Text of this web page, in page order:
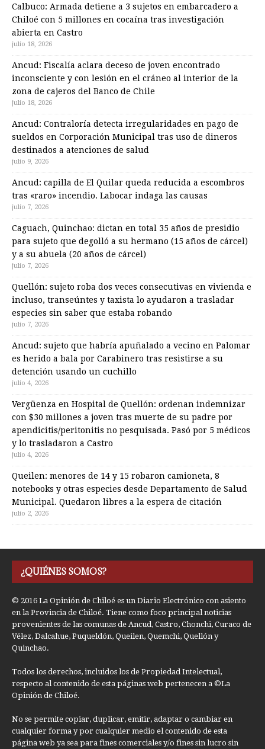
Calbuco: Armada detiene a 3 sujetos en embarcadero a
Chiloé con 5 millones en cocaína tras investigación
abierta en Castro
julio 18, 2026
Ancud: Fiscalía aclara deceso de joven encontrado
inconsciente y con lesión en el cráneo al interior de la
zona de cajeros del Banco de Chile
julio 18, 2026
Ancud: Contraloría detecta irregularidades en pago de
sueldos en Corporación Municipal tras uso de dineros
destinados a atenciones de salud
julio 9, 2026
Ancud: capilla de El Quilar queda reducida a escombros
tras «raro» incendio. Labocar indaga las causas
julio 7, 2026
Caguach, Quinchao: dictan en total 35 años de presidio
para sujeto que degolló a su hermano (15 años de cárcel)
y a su abuela (20 años de cárcel)
julio 7, 2026
Quellón: sujeto roba dos veces consecutivas en vivienda e
incluso, transeúntes y taxista lo ayudaron a trasladar
especies sin saber que estaba robando
julio 7, 2026
Ancud: sujeto que habría apuñalado a vecino en Palomar
es herido a bala por Carabinero tras resistirse a su
detención usando un cuchillo
julio 4, 2026
Vergüenza en Hospital de Quellón: ordenan indemnizar
con $30 millones a joven tras muerte de su padre por
apendicitis/peritonitis no pesquisada. Pasó por 5 médicos
y lo trasladaron a Castro
julio 4, 2026
Queilen: menores de 14 y 15 robaron camioneta, 8
notebooks y otras especies desde Departamento de Salud
Municipal. Quedaron libres a la espera de citación
julio 2, 2026
¿QUIÉNES SOMOS?
© 2016 La Opinión de Chiloé es un Diario Electrónico con asiento
en la Provincia de Chiloé. Tiene como foco principal noticias
provenientes de las comunas de Ancud, Castro, Chonchi, Curaco de
Vélez, Dalcahue, Puqueldón, Queilen, Quemchi, Quellón y
Quinchao.
Todos los derechos, incluidos los de Propiedad Intelectual,
respecto al contenido de esta páginas web pertenecen a ©La
Opinión de Chiloé.
No se permite copiar, duplicar, emitir, adaptar o cambiar en
cualquier forma y por cualquier medio el contenido de esta
página web ya sea para fines comerciales y/o fines sin lucro sin